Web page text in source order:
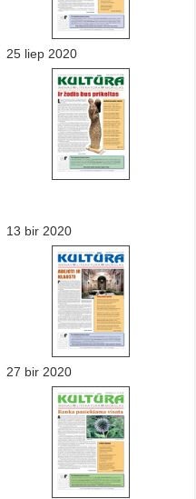
25 liep 2020
13 bir 2020
27 bir 2020